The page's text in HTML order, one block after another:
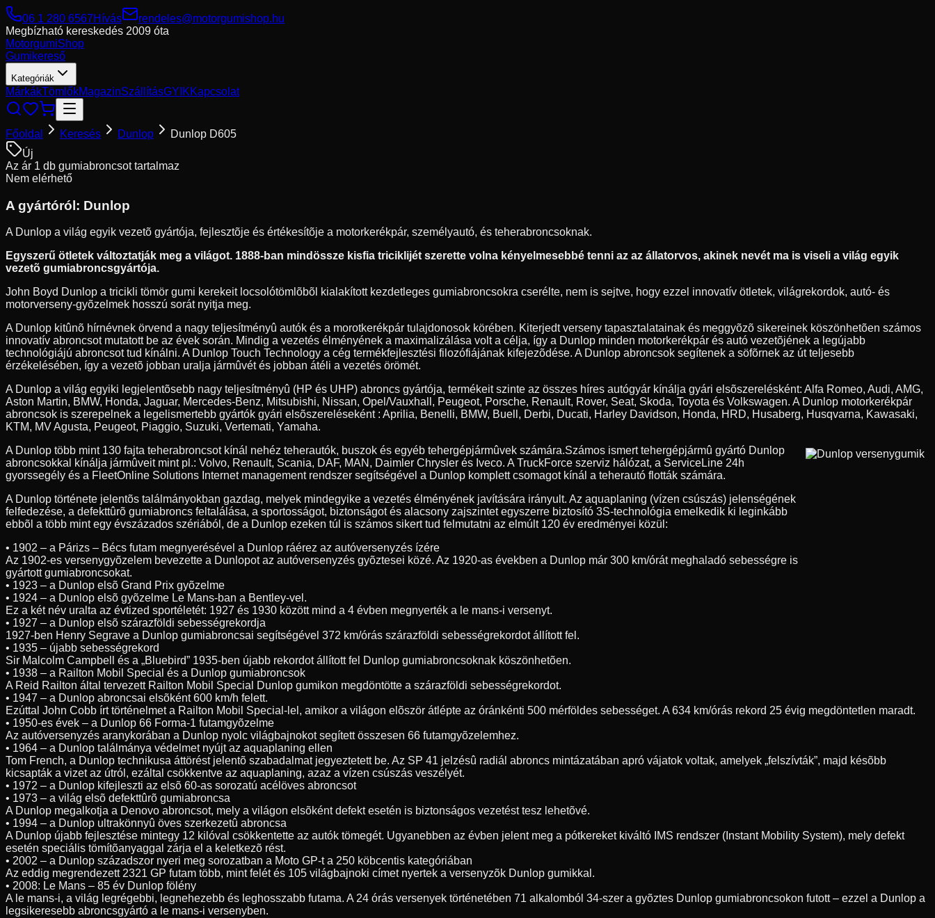
06 1 280 6567Hívás
rendeles@motorgumishop.hu
Megbízható kereskedés 2009 óta
MotorgumiShop
Gumikereső
Kategóriák
MárkákTömlőkMagazinSzállításGYIKKapcsolat
Főoldal Keresés Dunlop
Dunlop D605
Új
Az ár 1 db gumiabroncsot tartalmaz
Nem elérhető
A gyártóról: Dunlop
A Dunlop a világ egyik vezetõ gyártója, fejlesztõje és értékesítõje a motorkerékpár, személyautó, és teherabroncsoknak.
Egyszerű ötletek változtatják meg a világot. 1888-ban mindössze kisfia triciklijét szerette volna kényelmesebbé tenni az az állatorvos, akinek nevét ma is viseli a világ egyik
vezetõ gumiabroncsgyártója.
John Boyd Dunlop a tricikli tömör gumi kerekeit locsolótömlõbõl kialakított kezdetleges gumiabroncsokra cserélte, nem is sejtve, hogy ezzel innovatív ötletek, világrekordok, autó- és
motorverseny-gyõzelmek hosszú sorát nyitja meg.
A Dunlop kitûnõ hírnévnek örvend a nagy teljesítményû autók és a morotkerékpár tulajdonosok körében. Kiterjedt verseny tapasztalatainak és meggyõzõ sikereinek köszönhetõen számos
innovatív abroncsot mutatott be az évek során. Mindig a vezetés élményének a maximalizálása volt a célja, így a Dunlop minden motorkerékpár és autó vezetõjének a legújabb
technológiájú abroncsot tud kínálni. A Dunlop Touch Technology a cég termékfejlesztési filozófiájának kifejezõdése. A Dunlop abroncsok segítenek a söfõrnek az út teljesebb
érzékelésében, így a vezetõ jobban uralja jármûvét és jobban átéli a vezetés örömét.
A Dunlop a világ egyiki legjelentõsebb nagy teljesítményû (HP és UHP) abroncs gyártója, termékeit szinte az összes híres autógyár kínálja gyári elsõszerelésként: Alfa Romeo, Audi, AMG,
Aston Martin, BMW, Honda, Jaguar, Mercedes-Benz, Mitsubishi, Nissan, Opel/Vauxhall, Peugeot, Porsche, Renault, Rover, Seat, Skoda, Toyota és Volkswagen. A Dunlop motorkerékpár
abroncsok is szerepelnek a legelismertebb gyártók gyári elsõszereléseként : Aprilia, Benelli, BMW, Buell, Derbi, Ducati, Harley Davidson, Honda, HRD, Husaberg, Husqvarna, Kawasaki,
KTM, MV Agusta, Peugeot, Piaggio, Suzuki, Vertemati, Yamaha.
A Dunlop több mint 130 fajta teherabroncsot kínál nehéz teherautók, buszok és egyéb tehergépjármûvek számára.Számos ismert tehergépjármû gyártó Dunlop
abroncsokkal kínálja jármûveit mint pl.: Volvo, Renault, Scania, DAF, MAN, Daimler Chrysler és Iveco. A TruckForce szerviz hálózat, a ServiceLine 24h
gyorssegély és a FleetOnline Solutions Internet management rendszer segítségével a Dunlop komplett csomagot kínál a teherautó flották számára.
A Dunlop története jelentõs találmányokban gazdag, melyek mindegyike a vezetés élményének javítására irányult. Az aquaplaning (vízen csúszás) jelenségének
felfedezése, a defekttûrõ gumiabroncs feltalálása, a sportosságot, biztonságot és alacsony zajszintet egyszerre biztosító 3S-technológia emelkedik ki leginkább
ebbõl a több mint egy évszázados szériából, de a Dunlop ezeken túl is számos sikert tud felmutatni az elmúlt 120 év eredményei közül:
• 1902 – a Párizs – Bécs futam megnyerésével a Dunlop ráérez az autóversenyzés ízére
Az 1902-es versenygyõzelem bevezette a Dunlopot az autóversenyzés gyõztesei közé. Az 1920-as években a Dunlop már 300 km/órát meghaladó sebességre is
gyártott gumiabroncsokat.
• 1923 – a Dunlop elsõ Grand Prix gyõzelme
• 1924 – a Dunlop elsõ gyõzelme Le Mans-ban a Bentley-vel.
Ez a két név uralta az évtized sportéletét: 1927 és 1930 között mind a 4 évben megnyerték a le mans-i versenyt.
• 1927 – a Dunlop elsõ szárazföldi sebességrekordja
1927-ben Henry Segrave a Dunlop gumiabroncsai segítségével 372 km/órás szárazföldi sebességrekordot állított fel.
• 1935 – újabb sebességrekord
Sir Malcolm Campbell és a „Bluebird” 1935-ben újabb rekordot állított fel Dunlop gumiabroncsoknak köszönhetõen.
• 1938 – a Railton Mobil Special és a Dunlop gumiabroncsok
A Reid Railton által tervezett Railton Mobil Special Dunlop gumikon megdöntötte a szárazföldi sebességrekordot.
• 1947 – a Dunlop abroncsai elsõként 600 km/h felett.
Ezúttal John Cobb írt történelmet a Railton Mobil Special-lel, amikor a világon elõször átlépte az óránkénti 500 mérföldes sebességet. A 634 km/órás rekord 25 évig megdöntetlen maradt.
• 1950-es évek – a Dunlop 66 Forma-1 futamgyõzelme
Az autóversenyzés aranykorában a Dunlop nyolc világbajnokot segített összesen 66 futamgyõzelemhez.
• 1964 – a Dunlop találmánya védelmet nyújt az aquaplaning ellen
Tom French, a Dunlop technikusa áttörést jelentõ szabadalmat jegyeztetett be. Az SP 41 jelzésû radiál abroncs mintázatában apró vájatok voltak, amelyek „felszívták”, majd késõbb
kicsapták a vizet az útról, ezáltal csökkentve az aquaplaning, azaz a vízen csúszás veszélyét.
• 1972 – a Dunlop kifejleszti az elsõ 60-as sorozatú acélöves abroncsot
• 1973 – a világ elsõ defekttûrõ gumiabroncsa
A Dunlop megalkotja a Denovo abroncsot, mely a világon elsõként defekt esetén is biztonságos vezetést tesz lehetõvé.
• 1994 – a Dunlop ultrakönnyû öves szerkezetû abroncsa
A Dunlop újabb fejlesztése mintegy 12 kilóval csökkentette az autók tömegét. Ugyanebben az évben jelent meg a pótkereket kiváltó IMS rendszer (Instant Mobility System), mely defekt
esetén speciális tömítõanyaggal zárja el a keletkezõ rést.
• 2002 – a Dunlop századszor nyeri meg sorozatban a Moto GP-t a 250 köbcentis kategóriában
Az eddig megrendezett 2321 GP futam több, mint felét és 105 világbajnoki címet nyertek a versenyzõk Dunlop gumikkal.
• 2008: Le Mans – 85 év Dunlop fölény
A le mans-i, a világ legrégebbi, legnehezebb és leghosszabb futama. A 24 órás versenyek történetében 71 alkalomból 34-szer a gyõztes Dunlop gumiabroncsokon futott – ezzel a Dunlop a
legsikeresebb abroncsgyártó a le mans-i versenyben.